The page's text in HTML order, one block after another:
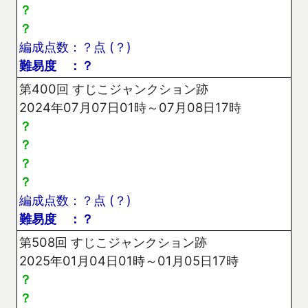
？
？
編成点数：？点 (？)
難易度 ：？
第400回 すじこジャンクション跡
2024年07月07日01時～07月08日17時
？
？
？
？
編成点数：？点 (？)
難易度 ：？
第508回 すじこジャンクション跡
2025年01月04日01時～01月05日17時
？
？